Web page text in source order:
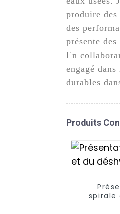
produire
des
présente
En
engagé
durables
Produits
spirale